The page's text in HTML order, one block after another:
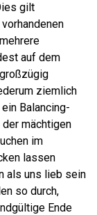
gilt
auf dem
ziemlich
Balancing-
der mächtigen
im
lassen
als uns lieb sein
so durch,
Ende